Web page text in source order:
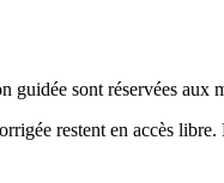
guidée sont réservées aux
restent en accès